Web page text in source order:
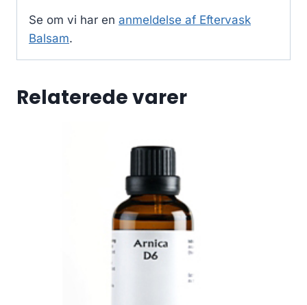
Se om vi har en anmeldelse af Eftervask
Balsam.
Relaterede varer